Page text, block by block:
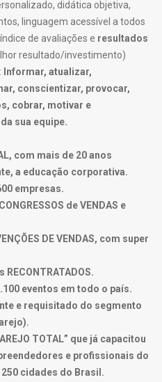
didática objetiva,
linguagem acessível a todos
de avaliações e resultados
resultado/investimento)
Informar, atualizar,
conscientizar, provocar,
cobrar, motivar e
sua equipe.
com mais de 20 anos
a educação corporativa.
empresas.
de VENDAS e
DE VENDAS, com super
eventos em todo o país.
e requisitado do segmento
TOTAL” que já capacitou
e profissionais do
cidades do Brasil.